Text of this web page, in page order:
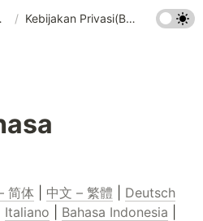
/ Kebijakan Privasi(Bahasa Indonesia)
简体 中文 – 繁體
Deutsch
Italiano Bahasa Indonesia